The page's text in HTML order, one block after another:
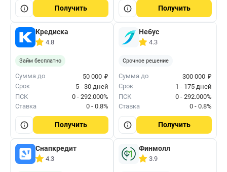
Получить Получить
Кредиска
4.8
Займ бесплатно
Сумма до 50 000 ₽
Срок
5 - 30 дней
ПСК
0 - 292.000%
Ставка
0 - 0.8%
Получить
Небус
4.3
Срочное решение
Сумма до 300 000 ₽
Срок
1 - 175 дней
ПСК
0 - 292.000%
Ставка
0 - 0.8%
Получить
Снапкредит
4.3
Финмолл
3.9